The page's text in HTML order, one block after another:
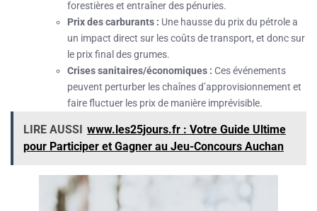
forestières et entraîner des pénuries.
Prix des carburants : Une hausse du prix du pétrole a
un impact direct sur les coûts de transport, et donc sur
le prix final des grumes.
Crises sanitaires/économiques : Ces événements
peuvent perturber les chaînes d’approvisionnement et
faire fluctuer les prix de manière imprévisible.
LIRE AUSSI www.les25jours.fr : Votre Guide Ultime
pour Participer et Gagner au Jeu-Concours Auchan